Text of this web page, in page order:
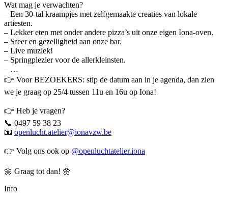
Wat mag je verwachten?
– Een 30-tal kraampjes met zelfgemaakte creaties van lokale
artiesten.
– Lekker eten met onder andere pizza’s uit onze eigen Iona-oven.
– Sfeer en gezelligheid aan onze bar.
– Live muziek!
– Springplezier voor de allerkleinsten.
– …
👉 Voor BEZOEKERS: stip de datum aan in je agenda, dan zien
we je graag op 25/4 tussen 11u en 16u op Iona!
👉 Heb je vragen?
📞 0497 59 38 23
📧 openlucht.atelier@ionavzw.be
👉 Volg ons ook op @openluchtatelier.iona
🌼 Graag tot dan! 🌼
Info